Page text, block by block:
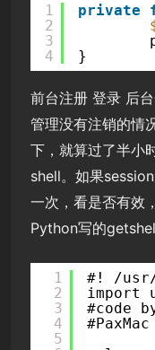
1
2
3
4
private
}
前台注册 登录 后
管理没有注销的情
下，就算过了半小
shell。如果
一次，看是否有效
Python写的
1
2
3
4
5
#! /usr/
import
#code
#PaxMac